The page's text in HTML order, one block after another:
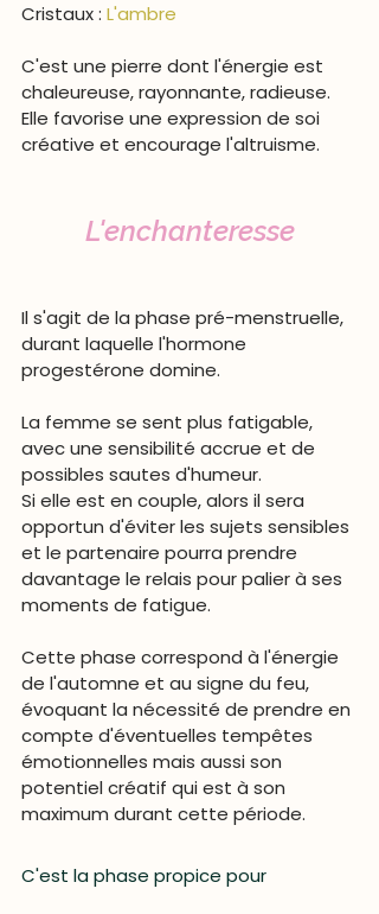
Cristaux : L'ambre
C'est une pierre dont l'énergie est
chaleureuse, rayonnante, radieuse.
Elle favorise une expression de soi
créative et encourage l'altruisme.
L'enchanteresse
Il s'agit de la phase pré-menstruelle,
durant laquelle l'hormone
progestérone domine.
La femme se sent plus fatigable,
avec une sensibilité accrue et de
possibles sautes d'humeur.
Si elle est en couple, alors il sera
opportun d'éviter les sujets sensibles
et le partenaire pourra prendre
davantage le relais pour palier à ses
moments de fatigue.
Cette phase correspond à l'énergie
de l'automne et au signe du feu,
évoquant la nécessité de prendre en
compte d'éventuelles tempêtes
émotionnelles mais aussi son
potentiel créatif qui est à son
maximum durant cette période.
C'est la phase propice pour